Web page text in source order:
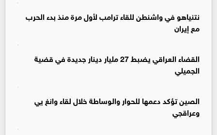
نتنياهو في واشنطن للقاء ترامب لأول مرة منذ بدء الحرب
مع إيران
القضاء العراقي يضبط 27 مليار دينار جديدة في قضية
الجميلي
الصين تؤكد دعمها للحوار والوساطة خلال لقاء وانغ يي
وعراقجي